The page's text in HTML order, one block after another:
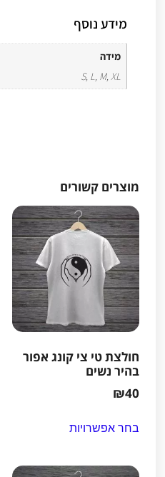
מידע נוסף
מידה
S, L, M, XL
מוצרים קשורים
חולצת טי צי קונג אפור
בהיר נשים
₪40
בחר אפשרויות